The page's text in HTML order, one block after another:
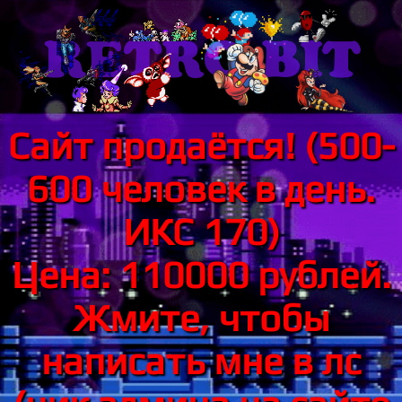
Сайт продаётся! (500-
600 человек в день.
ИКС 170)
Цена: 110000 рублей.
Жмите, чтобы
написать мне в лс